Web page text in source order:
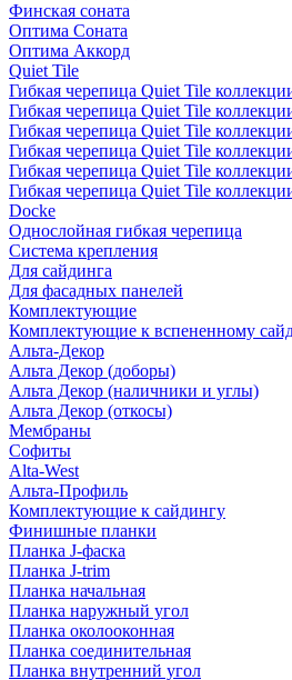
Финская соната
Оптима Соната
Оптима Аккорд
Quiet Tile
Гибкая черепица Quiet Tile
Гибкая черепица Quiet Tile
Гибкая черепица Quiet Tile
Гибкая черепица Quiet Tile
Гибкая черепица Quiet Tile
Гибкая черепица Quiet Tile
Docke
Однослойная гибкая черепица
Система крепления
Для сайдинга
Для фасадных панелей
Комплектующие
Комплектующие к вспененному
Альта-Декор
Альта Декор (доборы)
Альта Декор (наличники и углы)
Альта Декор (откосы)
Мембраны
Софиты
Alta-West
Альта-Профиль
Комплектующие к сайдингу
Финишные планки
Планка J-фаска
Планка J-trim
Планка начальная
Планка наружный угол
Планка околооконная
Планка соединительная
Планка внутренний угол